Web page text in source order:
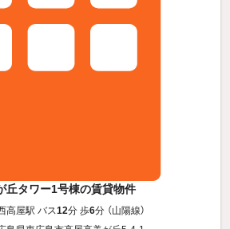
丘タワー1号棟の賃貸物件
高屋駅 バス12分 歩6分 （山陽線）